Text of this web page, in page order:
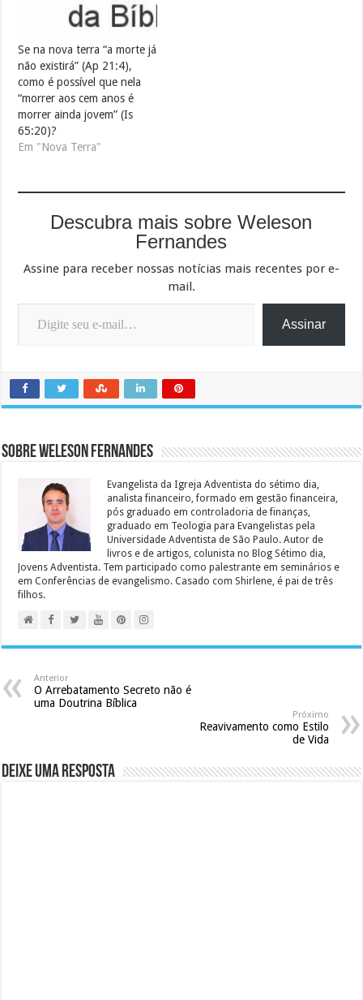
Se na nova terra “a morte já
não existirá” (Ap 21:4),
como é possível que nela
“morrer aos cem anos é
morrer ainda jovem” (Is
65:20)?
Em "Nova Terra"
Descubra mais sobre Weleson
Fernandes
Assine para receber nossas notícias mais recentes por e-
mail.
Digite seu e-mail…
Assinar
Sobre Weleson Fernandes
Evangelista da Igreja Adventista do sétimo dia,
analista financeiro, formado em gestão financeira,
pós graduado em controladoria de finanças,
graduado em Teologia para Evangelistas pela
Universidade Adventista de São Paulo. Autor de
livros e de artigos, colunista no Blog Sétimo dia,
Jovens Adventista. Tem participado como palestrante em seminários e
em Conferências de evangelismo. Casado com Shirlene, é pai de três
filhos.
Anterior
O Arrebatamento Secreto não é
uma Doutrina Bíblica
Próximo
Reavivamento como Estilo
de Vida
Deixe uma resposta